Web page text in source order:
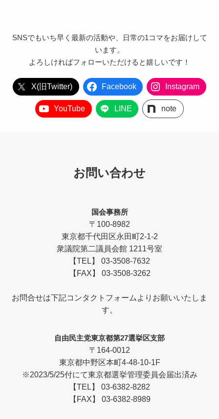
SNSでもいち早く最新の活動や、日常の1コマをお届けして
います。
よろしければフォローいただけると嬉しいです！
X(旧Twitter) Facebook Instagram
YouTube LINE note
お問い合わせ
国会事務所
〒100-8982
東京都千代田区永田町2-1-2
衆議院第二議員会館 1211号室
【TEL】 03-3508-7632
【FAX】 03-3508-3262
お問合せは下記コンタクトフォームよりお願いいたしま
す。
自由民主党東京都第27選挙区支部
〒164-0012
東京都中野区本町4-48-10-1F
※2023/5/25付にて東京都選挙管理委員会届出済み
【TEL】 03-6382-8282
【FAX】 03-6382-8989